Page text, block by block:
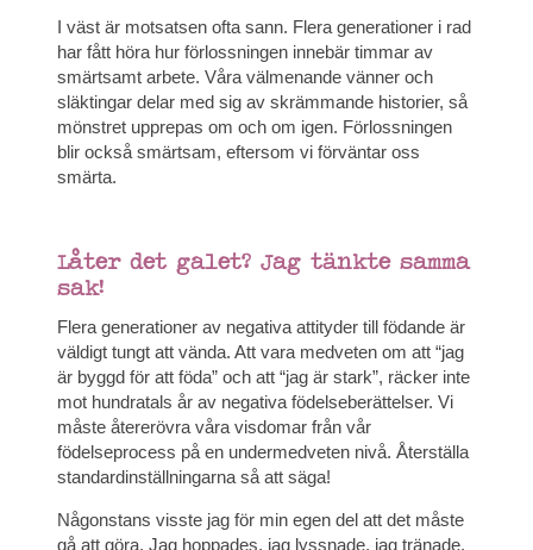
I väst är motsatsen ofta sann. Flera generationer i rad
har fått höra hur förlossningen innebär timmar av
smärtsamt arbete. Våra välmenande vänner och
släktingar delar med sig av skrämmande historier, så
mönstret upprepas om och om igen. Förlossningen
blir också smärtsam, eftersom vi förväntar oss
smärta.
Låter det galet? Jag tänkte samma
sak!
Flera generationer av negativa attityder till födande är
väldigt tungt att vända. Att vara medveten om att “jag
är byggd för att föda” och att “jag är stark”, räcker inte
mot hundratals år av negativa födelseberättelser. Vi
måste återerövra våra visdomar från vår
födelseprocess på en undermedveten nivå. Återställa
standardinställningarna så att säga!
Någonstans visste jag för min egen del att det måste
gå att göra. Jag hoppades, jag lyssnade, jag tränade.